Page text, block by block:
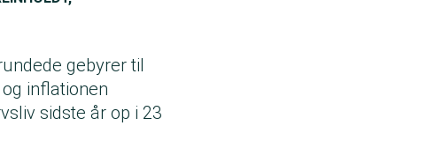
gebyrer til
inflationen
sidste år op i 23